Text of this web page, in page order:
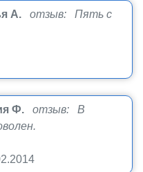
А.
отзыв: Пять с
Ф.
отзыв: В